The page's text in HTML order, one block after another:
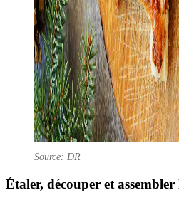
Source: DR
Étaler, découper et